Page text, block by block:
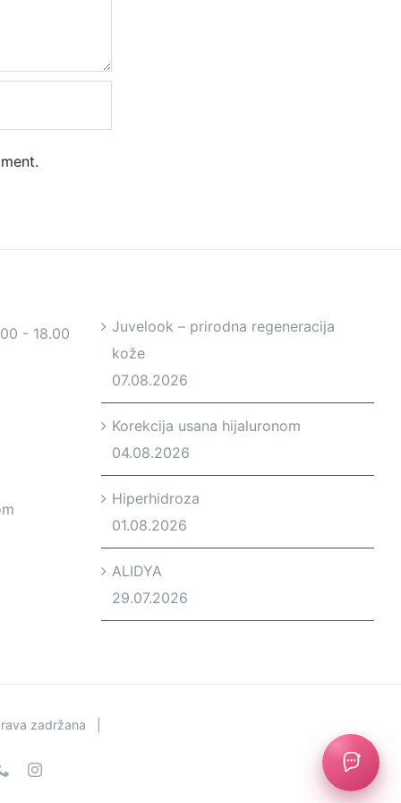
- 18.00
Juvelook – prirodna regeneracija
kože
07.08.2026
Korekcija usana hijaluronom
04.08.2026
Hiperhidroza
01.08.2026
ALIDYA
29.07.2026
zadržana |
PhoneInstagram